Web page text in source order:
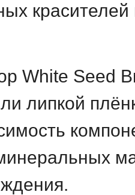
White Seed
липкой